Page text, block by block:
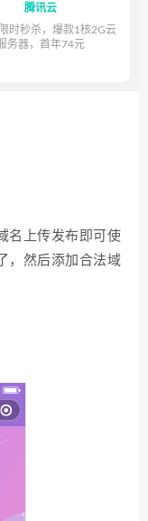
腾讯云
时秒杀，爆款1核2G云
务器，首年74元
名上传发布即可使
，然后添加合法域